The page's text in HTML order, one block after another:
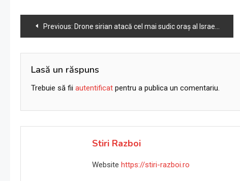
Navigare
în
articole
Previous: Drone sirian atacă cel mai sudic oraș al Israelului; armata israeliană răspunde
Lasă un răspuns
Trebuie să fii autentificat pentru a publica un comentariu.
Stiri Razboi
Website https://stiri-razboi.ro